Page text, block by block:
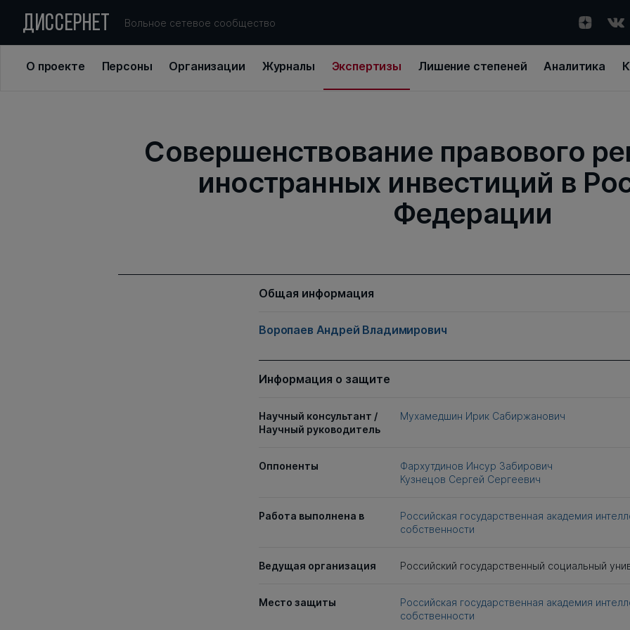
ДИССЕРНЕТ Вольное сетевое сообщество
О проекте Персоны Организации Журналы Экспертизы Лишение степеней Аналитика
Совершенствование правового
иностранных инвестиций в
Федерации
Общая информация
Воропаев Андрей Владимирович
Информация о защите
Научный консультант /
Научный руководитель
Мухамедшин Ирик Сабиржанович
Оппоненты
Фархутдинов Инсур Забирович
Кузнецов Сергей Сергеевич
Работа выполнена в
Российская государственная академия
собственности
Ведущая организация Российский государственный социальный
Место защиты
Российская государственная академия
собственности